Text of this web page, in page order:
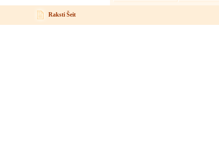
Raksti Šeit